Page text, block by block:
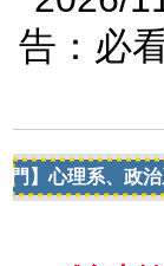
告：必
、政治系政治理